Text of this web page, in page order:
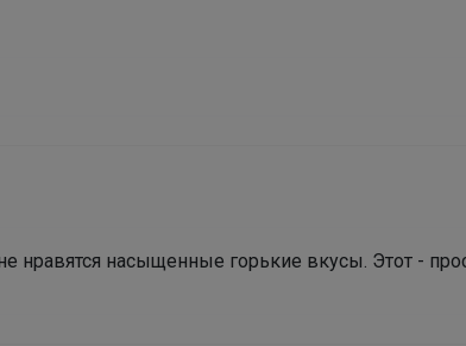
насыщенные горькие вкусы. Этот -